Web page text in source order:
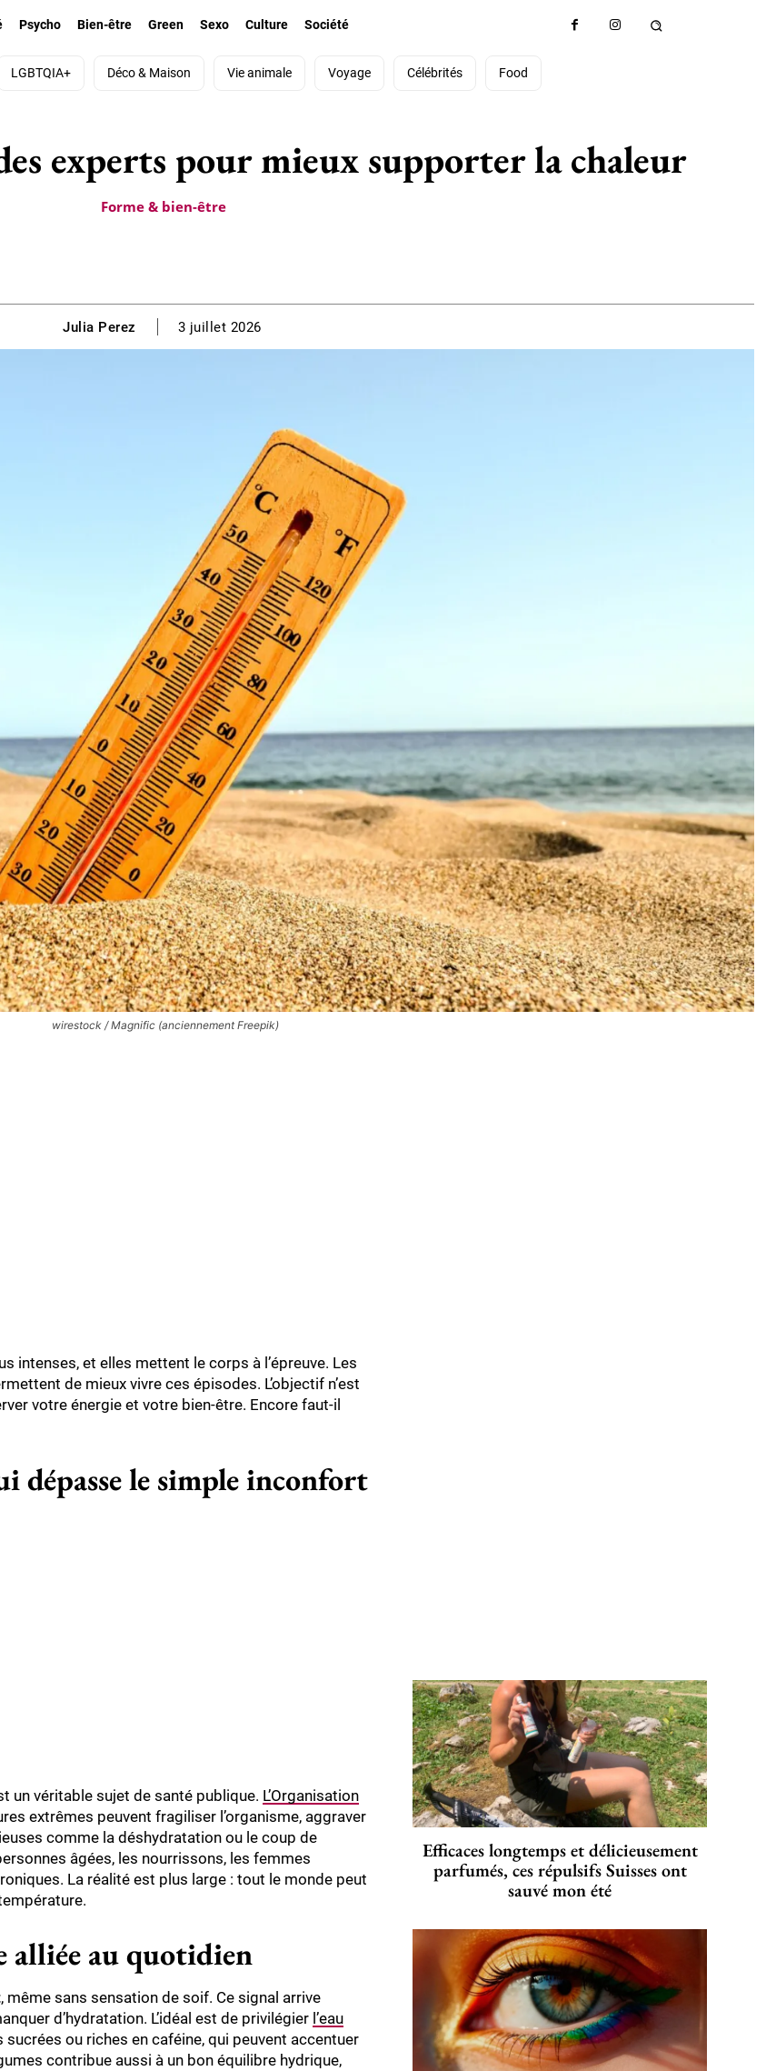
Psycho Bien-être Green Sexo Culture Société
LGBTQIA+ Déco & Maison Vie animale Voyage Célébrités Food
experts pour mieux supporter la chaleur
Forme & bien-être
Julia Perez 3 juillet 2026
wirestock / Magnific (anciennement Freepik)
intenses, et elles mettent le corps à l’épreuve. Les
de mieux vivre ces épisodes. L’objectif n’est
votre énergie et votre bien-être. Encore faut-il
dépasse le simple inconfort
un véritable sujet de santé publique. L’Organisation
extrêmes peuvent fragiliser l’organisme, aggraver
comme la déshydratation ou le coup de
âgées, les nourrissons, les femmes
La réalité est plus large : tout le monde peut
alliée au quotidien
, même sans sensation de soif. Ce signal arrive
d’hydratation. L’idéal est de privilégier l’eau
ou riches en caféine, qui peuvent accentuer
contribue aussi à un bon équilibre hydrique,
Efficaces longtemps et délicieusement
parfumés, ces répulsifs Suisses ont
sauvé mon été